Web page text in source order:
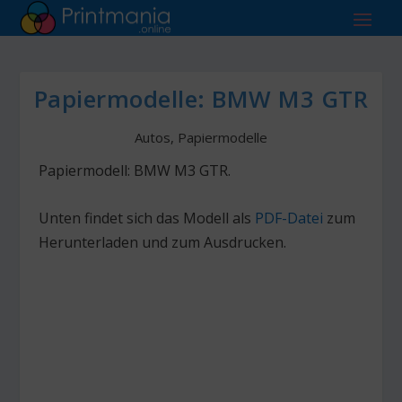
Papiermodelle: BMW M3 GTR
Autos, Papiermodelle
Papiermodell: BMW M3 GTR.
Unten findet sich das Modell als PDF-Datei zum
Herunterladen und zum Ausdrucken.